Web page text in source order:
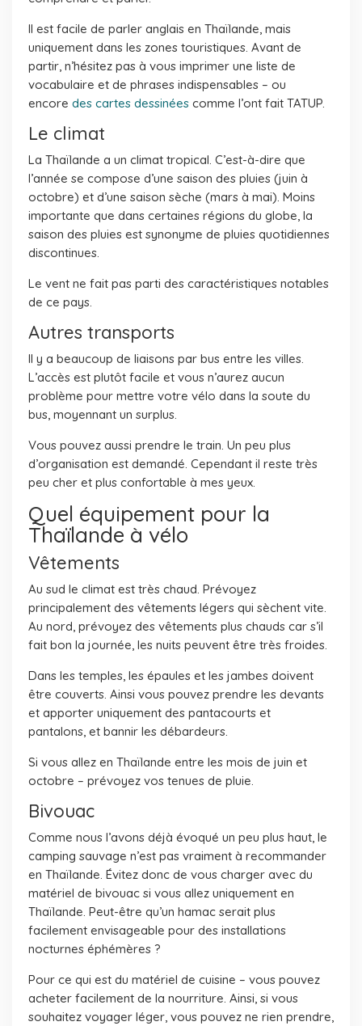
Il est facile de parler anglais en Thaïlande, mais
uniquement dans les zones touristiques. Avant de
partir, n’hésitez pas à vous imprimer une liste de
vocabulaire et de phrases indispensables – ou
encore des cartes dessinées comme l’ont fait TATUP.
Le climat
La Thaïlande a un climat tropical. C’est-à-dire que
l’année se compose d’une saison des pluies (juin à
octobre) et d’une saison sèche (mars à mai). Moins
importante que dans certaines régions du globe, la
saison des pluies est synonyme de pluies quotidiennes
discontinues.
Le vent ne fait pas parti des caractéristiques notables
de ce pays.
Autres transports
Il y a beaucoup de liaisons par bus entre les villes.
L’accès est plutôt facile et vous n’aurez aucun
problème pour mettre votre vélo dans la soute du
bus, moyennant un surplus.
Vous pouvez aussi prendre le train. Un peu plus
d’organisation est demandé. Cependant il reste très
peu cher et plus confortable à mes yeux.
Quel équipement pour la
Thaïlande à vélo
Vêtements
Au sud le climat est très chaud. Prévoyez
principalement des vêtements légers qui sèchent vite.
Au nord, prévoyez des vêtements plus chauds car s’il
fait bon la journée, les nuits peuvent être très froides.
Dans les temples, les épaules et les jambes doivent
être couverts. Ainsi vous pouvez prendre les devants
et apporter uniquement des pantacourts et
pantalons, et bannir les débardeurs.
Si vous allez en Thaïlande entre les mois de juin et
octobre – prévoyez vos tenues de pluie.
Bivouac
Comme nous l’avons déjà évoqué un peu plus haut, le
camping sauvage n’est pas vraiment à recommander
en Thaïlande. Évitez donc de vous charger avec du
matériel de bivouac si vous allez uniquement en
Thaïlande. Peut-être qu’un hamac serait plus
facilement envisageable pour des installations
nocturnes éphémères ?
Pour ce qui est du matériel de cuisine – vous pouvez
acheter facilement de la nourriture. Ainsi, si vous
souhaitez voyager léger, vous pouvez ne rien prendre,